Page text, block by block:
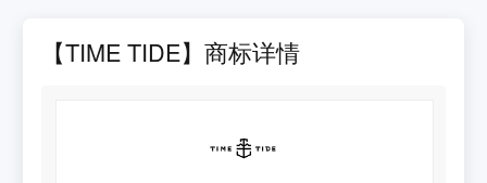
【TIME TIDE】商标详情